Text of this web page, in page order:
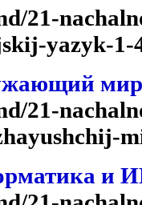
21-
yazyk-1-
мир
21-
и